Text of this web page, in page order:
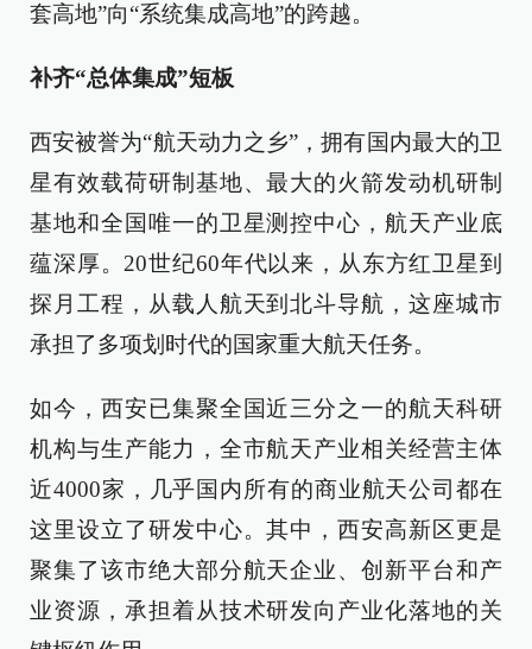
套高地”向“系统集成高地”的跨越。
补齐“总体集成”短板
西安被誉为“航天动力之乡”，拥有国内最大的卫
星有效载荷研制基地、最大的火箭发动机研制
基地和全国唯一的卫星测控中心，航天产业底
蕴深厚。20世纪60年代以来，从东方红卫星到
探月工程，从载人航天到北斗导航，这座城市
承担了多项划时代的国家重大航天任务。
如今，西安已集聚全国近三分之一的航天科研
机构与生产能力，全市航天产业相关经营主体
近4000家，几乎国内所有的商业航天公司都在
这里设立了研发中心。其中，西安高新区更是
聚集了该市绝大部分航天企业、创新平台和产
业资源，承担着从技术研发向产业化落地的关